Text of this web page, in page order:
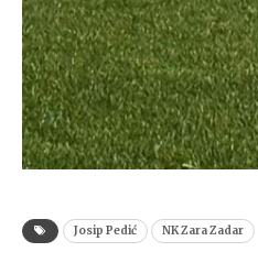
Josip Pedić NK Zara Zadar